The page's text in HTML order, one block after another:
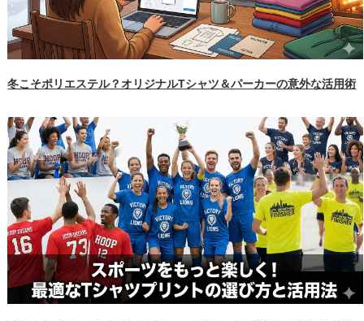
冬こそポリエステル？オリジナルTシャツ＆パーカーの意外な活用術